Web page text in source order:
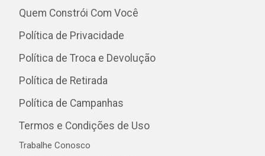
Quem Constrói Com Você
Política de Privacidade
Política de Troca e Devolução
Política de Retirada
Política de Campanhas
Termos e Condições de Uso
Trabalhe Conosco